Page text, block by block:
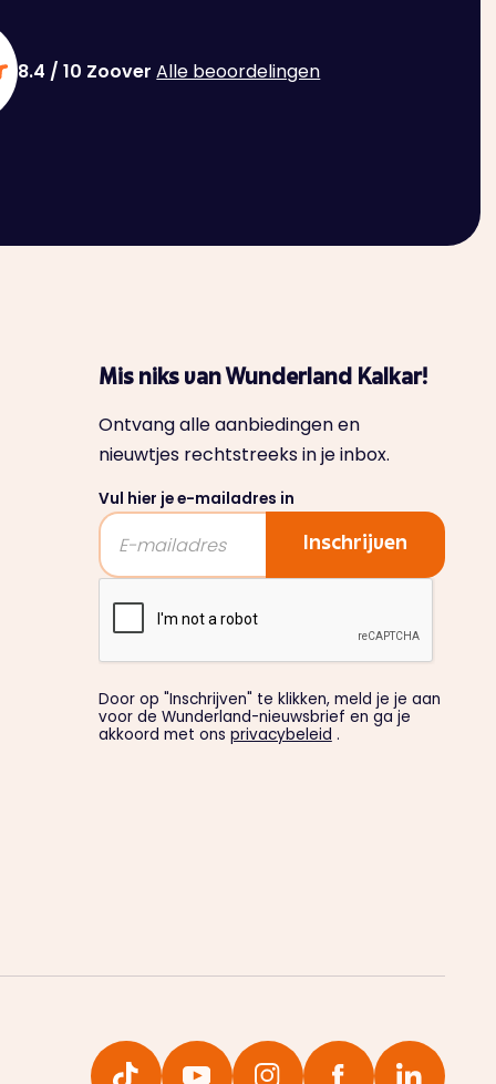
8.4 / 10 Zoover ‍Alle beoordelingen
Mis niks van Wunderland Kalkar!
Ontvang alle aanbiedingen en
nieuwtjes rechtstreeks in je inbox.
Vul hier je e-mailadres in
Door op "Inschrijven" te klikken, meld je je aan
voor de Wunderland-nieuwsbrief en ga je
akkoord met ons privacybeleid .